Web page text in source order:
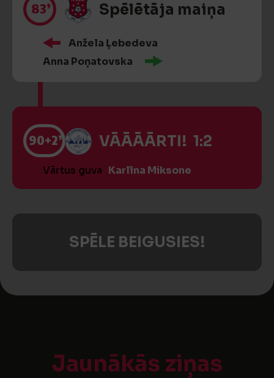
83’ Spēlētāja maiņa
Anžela Ļebedeva
Anna Poņatovska
90+2’ VĀĀĀĀRTI! 1:2
Vārtus guva Karlīna Miksone
SPĒLE BEIGUSIES!
Jaunākās ziņas